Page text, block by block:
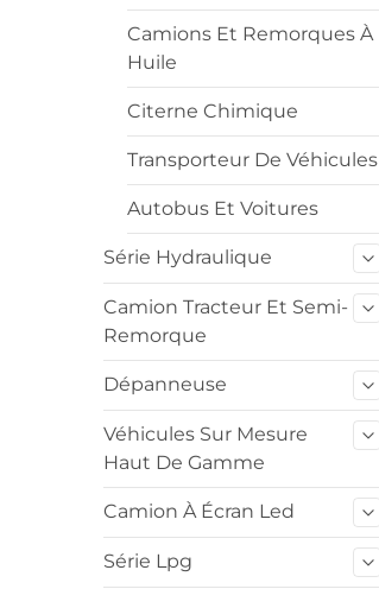
Camions Et Remorques À
Huile
Citerne Chimique
Transporteur De Véhicules
Autobus Et Voitures
Série Hydraulique
Camion Tracteur Et Semi-
Remorque
Dépanneuse
Véhicules Sur Mesure
Haut De Gamme
Camion À Écran Led
Série Lpg